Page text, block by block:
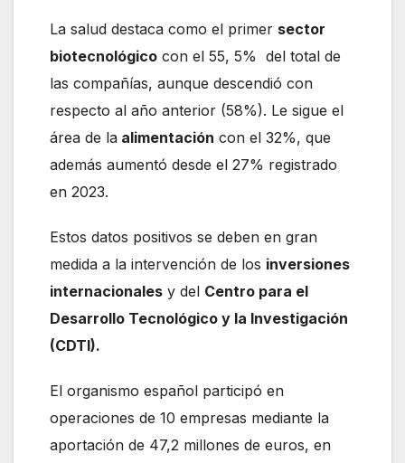
La salud destaca como el primer sector
biotecnológico con el 55, 5% del total de
las compañías, aunque descendió con
respecto al año anterior (58%). Le sigue el
área de la alimentación con el 32%, que
además aumentó desde el 27% registrado
en 2023.
Estos datos positivos se deben en gran
medida a la intervención de los inversiones
internacionales y del Centro para el
Desarrollo Tecnológico y la Investigación
(CDTI).
El organismo español participó en
operaciones de 10 empresas mediante la
aportación de 47,2 millones de euros, en